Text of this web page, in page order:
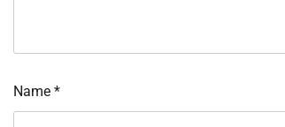
Name *